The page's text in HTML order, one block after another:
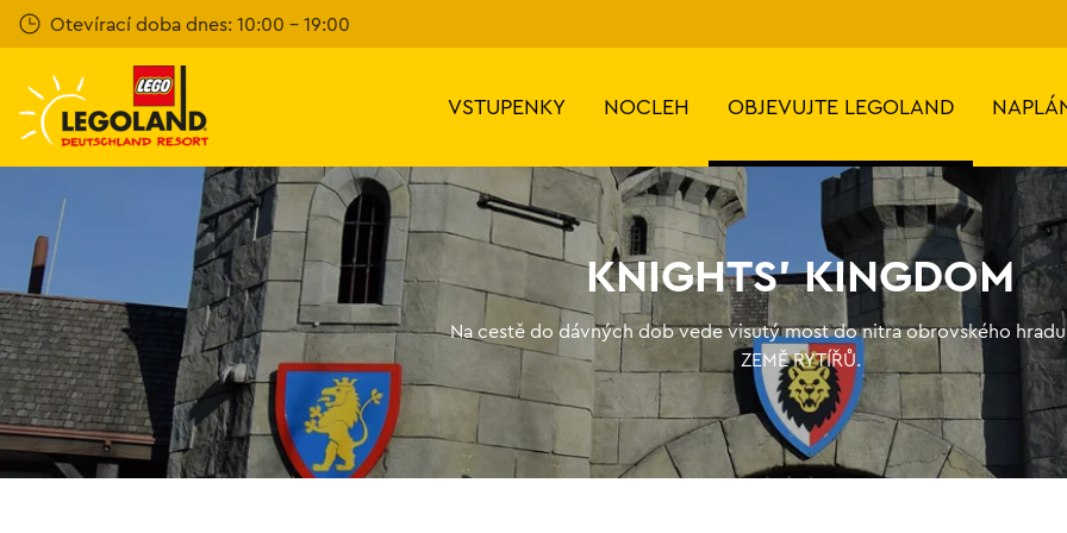
Přeskočit
na
obsah
Otevírací doba dnes: 10:00 - 19:00
VSTUPENKY NOCLEH OBJEVUJTE LEGOLAND
KNIGHTS' KINGDOM
Na cestě do dávných dob vede visutý most do nitra obrovského
ZEMĚ RYTÍŘŮ.